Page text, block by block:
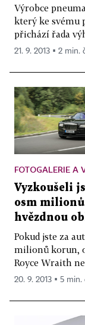
Výrobce
který ke svému
přichází řada
21. 9. 2013 ▪ 2 min.
FOTOGALERIE A
Vyzkoušeli
osm
hvězdnou
Pokud jste za
milionů korun,
Royce Wraith
20. 9. 2013 ▪ 5 min.